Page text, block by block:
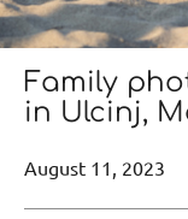
Family
in Ulcinj,
August 11, 2023